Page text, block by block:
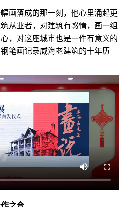
落成的那一刻，他心里涌起更
从业者，对建筑有感情，画一组
，对这座城市也是一件有意义的
笔画记录威海老建筑的十年历